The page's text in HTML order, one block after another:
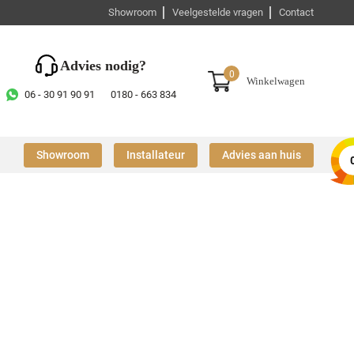
Showroom Veelgestelde vragen Contact
Advies nodig?
06 - 30 91 90 91 0180 - 663 834
0
Winkelwagen
Showroom Installateur Advies aan huis